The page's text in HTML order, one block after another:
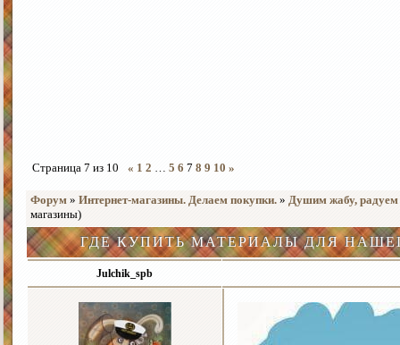
Страница 7 из 10 « 1 2 … 5 6 7 8 9 10 »
Форум » Интернет-магазины. Делаем покупки. » Душим жабу, радуем
магазины)
ГДЕ КУПИТЬ МАТЕРИАЛЫ ДЛЯ
Julchik_spb